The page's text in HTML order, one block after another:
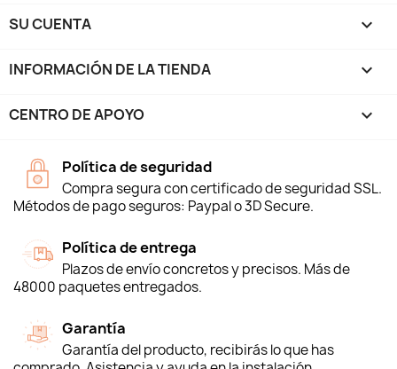
SU CUENTA 
INFORMACIÓN DE LA TIENDA keyboard_arrow_down
CENTRO DE APOYO 
Política de seguridad
Compra segura con certificado de seguridad SSL.
Métodos de pago seguros: Paypal o 3D Secure.
Política de entrega
Plazos de envío concretos y precisos. Más de
48000 paquetes entregados.
Garantía
Garantía del producto, recibirás lo que has